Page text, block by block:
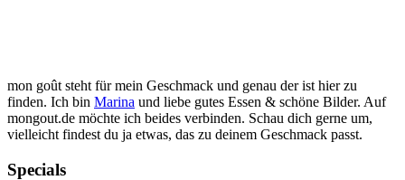
mon goût steht für mein Geschmack und genau der ist hier zu
finden. Ich bin Marina und liebe gutes Essen & schöne Bilder. Auf
mongout.de möchte ich beides verbinden. Schau dich gerne um,
vielleicht findest du ja etwas, das zu deinem Geschmack passt.
Specials